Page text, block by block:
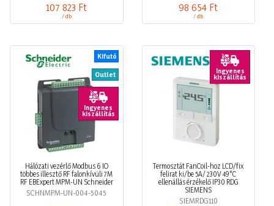
107 823 Ft
/ db
98 654 Ft
/ db
Kifutó
Outlet
Ingyenes
kiszállítás
Hálózati vezérlő Modbus 6 IO
többes illesztő RF falonkívüli 7M
RF EBExpert MPM-UN Schneider
SCHNMPM-UN-004-5045
Ingyenes
kiszállítás
Termosztát FanCoil-hoz LCD/fix
felirat ki/be 5A/ 230V 49°C
ellenállás érzékelő IP30 RDG
SIEMENS
SIEMRDG110